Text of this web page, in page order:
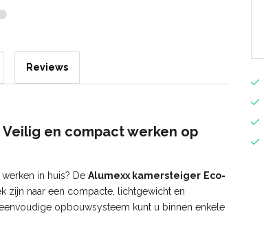
Reviews
en compact werken op
in huis? De Alumexx kamersteiger Eco-
naar een compacte, lichtgewicht en
opbouwsysteem kunt u binnen enkele